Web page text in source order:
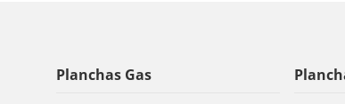
Planchas Gas